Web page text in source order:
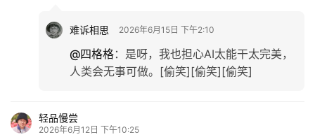
难诉相思 2026年6月15日 下午2:10
@四格格： 是呀，我也担心AI太能干太完美，
人类会无事可做。[偷笑][偷笑][偷笑]
轻品慢尝
2026年6月12日 下午10:25